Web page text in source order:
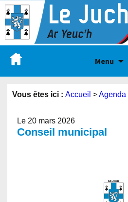
Menu
Vous êtes ici : Accueil >Agenda
Le 20 mars 2026
Conseil municipal